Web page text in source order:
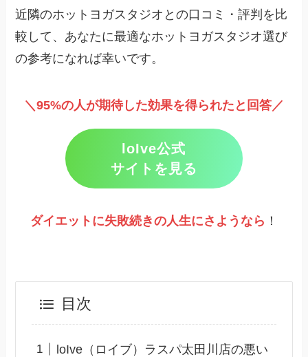
近隣のホットヨガスタジオとの口コミ・評判を比
較して、あなたに最適なホットヨガスタジオ選び
の参考になれば幸いです。
＼95%の人が期待した効果を得られたと回答／
loIve公式
サイトを見る
ダイエットに失敗続きの人生にさようなら ！
目次
loIve（ロイブ）ラスパ太田川店の悪い